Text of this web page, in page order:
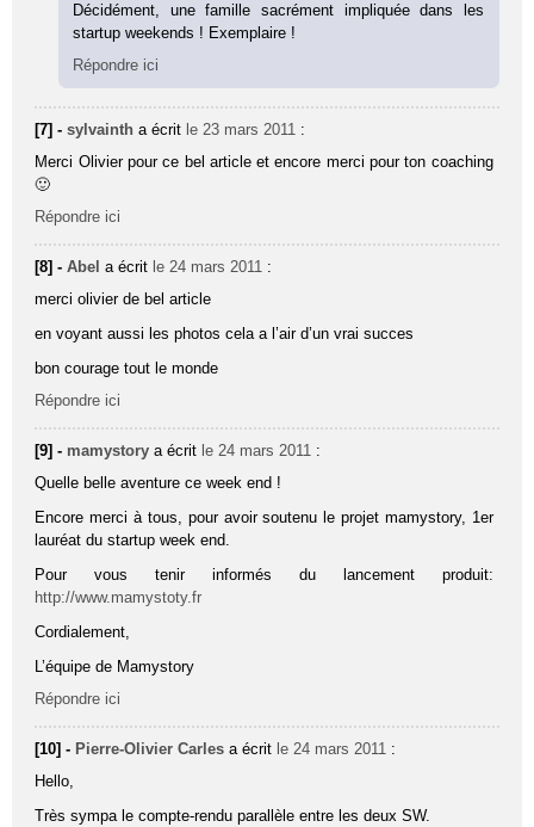
Décidément, une famille sacrément impliquée dans les
startup weekends ! Exemplaire !
Répondre ici
[7] -sylvainth a écrit le 23 mars 2011 :
Merci Olivier pour ce bel article et encore merci pour ton coaching
🙂
Répondre ici
[8] -Abel a écrit le 24 mars 2011 :
merci olivier de bel article
en voyant aussi les photos cela a l’air d’un vrai succes
bon courage tout le monde
Répondre ici
[9] - mamystory a écrit le 24 mars 2011 :
Quelle belle aventure ce week end !
Encore merci à tous, pour avoir soutenu le projet mamystory, 1er
lauréat du startup week end.
Pour vous tenir informés du lancement produit:
http://www.mamystoty.fr
Cordialement,
L’équipe de Mamystory
Répondre ici
[10] - Pierre-Olivier Carles a écrit le 24 mars 2011 :
Hello,
Très sympa le compte-rendu parallèle entre les deux SW.